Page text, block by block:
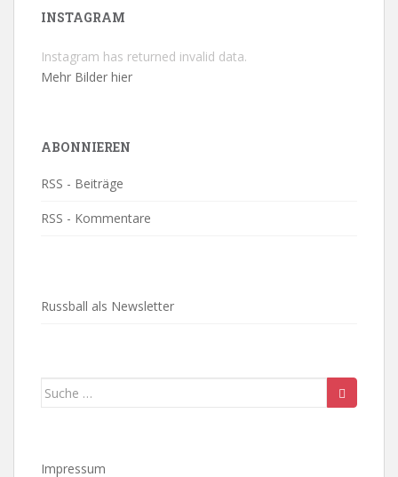
INSTAGRAM
Instagram has returned invalid data.
Mehr Bilder hier
ABONNIEREN
RSS - Beiträge
RSS - Kommentare
Russball als Newsletter
Suche
Impressum